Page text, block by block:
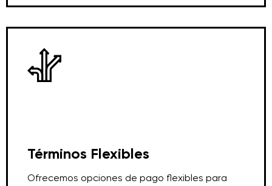
Términos Flexibles
Ofrecemos opciones de pago flexibles para